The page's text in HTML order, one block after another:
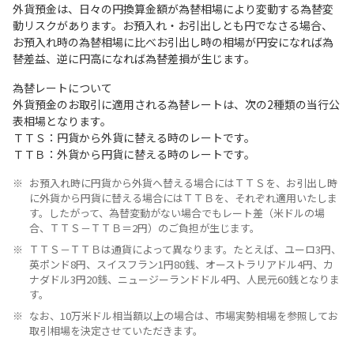
外貨預金は、日々の円換算金額が為替相場により変動する為替変
動リスクがあります。お預入れ・お引出しとも円でなさる場合、
お預入れ時の為替相場に比べお引出し時の相場が円安になれば為
替差益、逆に円高になれば為替差損が生じます。
為替レートについて
外貨預金のお取引に適用される為替レートは、次の2種類の当行公
表相場となります。
ＴＴＳ：円貨から外貨に替える時のレートです。
ＴＴＢ：外貨から円貨に替える時のレートです。
お預入れ時に円貨から外貨へ替える場合にはＴＴＳを、お引出し時
に外貨から円貨に替える場合にはＴＴＢを、それぞれ適用いたしま
す。したがって、為替変動がない場合でもレート差（米ドルの場
合、ＴＴＳ－ＴＴＢ＝2円）のご負担が生じます。
ＴＴＳ－ＴＴＢは通貨によって異なります。たとえば、ユーロ3円、
英ポンド8円、スイスフラン1円80銭、オーストラリアドル4円、カ
ナダドル3円20銭、ニュージーランドドル4円、人民元60銭となりま
す。
なお、10万米ドル相当額以上の場合は、市場実勢相場を参照してお
取引相場を決定させていただきます。